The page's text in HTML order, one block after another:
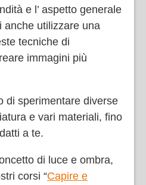
e l’ aspetto generale
anche utilizzare una
tecniche di
immagini più
di sperimentare diverse
e vari materiali, fino
a te.
di luce e ombra,
corsi “Capire e